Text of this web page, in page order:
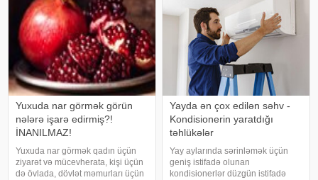
danışırıq. Elə buna gör
Yuxuda nar görmək görün
nələrə işarə edirmiş?!
İNANILMAZ!
Yuxuda nar görmək qadın üçün
ziyarət və mücevherata, kişi üçün
də övlada, dövlət məmurları üçün
Yayda ən çox edilən səhv -
Kondisionerin yaratdığı
təhlükələr
Yay aylarında sərinləmək üçün
geniş istifadə olunan
kondisionerlər düzgün istifadə